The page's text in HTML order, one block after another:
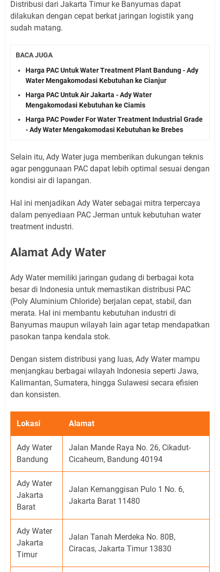
Distribusi dari Jakarta Timur ke Banyumas dapat
dilakukan dengan cepat berkat jaringan logistik yang
sudah matang.
BACA JUGA
Harga PAC Untuk Water Treatment Plant Bandung - Ady
Water Mengakomodasi Kebutuhan ke Cianjur
Harga PAC Untuk Air Jakarta - Ady Water
Mengakomodasi Kebutuhan ke Ciamis
Harga PAC Powder For Water Treatment Industrial Grade
- Ady Water Mengakomodasi Kebutuhan ke Brebes
Selain itu, Ady Water juga memberikan dukungan teknis
agar penggunaan PAC dapat lebih optimal sesuai dengan
kondisi air di lapangan.
Hal ini menjadikan Ady Water sebagai mitra terpercaya
dalam penyediaan PAC Jerman untuk kebutuhan water
treatment industri.
Alamat Ady Water
Ady Water memiliki jaringan gudang di berbagai kota
besar di Indonesia untuk memastikan distribusi PAC
(Poly Aluminium Chloride) berjalan cepat, stabil, dan
merata. Hal ini membantu kebutuhan industri di
Banyumas maupun wilayah lain agar tetap mendapatkan
pasokan tanpa kendala stok.
Dengan sistem distribusi yang luas, Ady Water mampu
menjangkau berbagai wilayah Indonesia seperti Jawa,
Kalimantan, Sumatera, hingga Sulawesi secara efisien
dan konsisten.
Lokasi Alamat
Ady Water
Bandung
Jalan Mande Raya No. 26, Cikadut-
Cicaheum, Bandung 40194
Ady Water
Jakarta
Barat
Jalan Kemanggisan Pulo 1 No. 6,
Jakarta Barat 11480
Ady Water
Jakarta
Timur
Jalan Tanah Merdeka No. 80B,
Ciracas, Jakarta Timur 13830